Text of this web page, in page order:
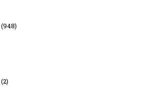
(948)
(2)